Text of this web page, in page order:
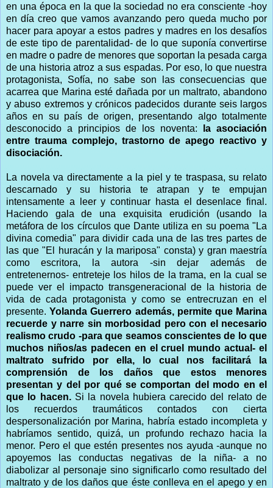
en una época en la que la sociedad no era consciente -hoy
en día creo que vamos avanzando pero queda mucho por
hacer para apoyar a estos padres y madres en los desafíos
de este tipo de parentalidad- de lo que suponía convertirse
en madre o padre de menores que soportan la pesada carga
de una historia atroz a sus espadas. Por eso, lo que nuestra
protagonista, Sofía, no sabe son las consecuencias que
acarrea que Marina esté dañada por un maltrato, abandono
y abuso extremos y crónicos padecidos durante seis largos
años en su país de origen, presentando algo totalmente
desconocido a principios de los noventa:
la asociación
entre trauma complejo, trastorno de apego reactivo y
disociación.
La novela va directamente a la piel y te traspasa, su relato
descarnado y su historia te atrapan y te empujan
intensamente a leer y continuar hasta el desenlace final.
Haciendo gala de una exquisita erudición (usando la
metáfora de los círculos que Dante utiliza en su poema "La
divina comedia" para dividir cada una de las tres partes de
las que "El huracán y la mariposa" consta) y gran maestría
como escritora, la autora -sin dejar además de
entretenernos- entreteje los hilos de la trama, en la cual se
puede ver el impacto transgeneracional de la historia de
vida de cada protagonista y como se entrecruzan en el
presente.Yolanda Guerrero además, permite que Marina
recuerde y narre sin morbosidad pero con el necesario
realismo crudo -para que seamos conscientes de lo que
muchos niños/as padecen en el cruel mundo actual- el
maltrato sufrido por ella, lo cual nos facilitará la
comprensión de los daños que estos menores
presentan y del por qué se comportan del modo en el
que lo hacen.Si la novela hubiera carecido del relato de
los recuerdos traumáticos contados con cierta
despersonalización por Marina, habría estado incompleta y
habríamos sentido, quizá, un profundo rechazo hacia la
menor. Pero el que estén presentes nos ayuda -aunque no
apoyemos las conductas negativas de la niña- a no
diabolizar al personaje sino significarlo como resultado del
maltrato y de los daños que éste conlleva en el apego y en